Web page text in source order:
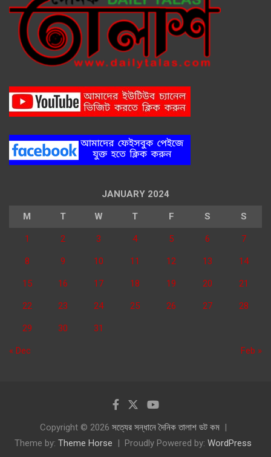
JANUARY 2024
M T W T F S S
1 2 3 4 5 6 7
8 9 10 11 12 13 14
15 16 17 18 19 20 21
22 23 24 25 26 27 28
29 30 31
« Dec Feb »
Copyright © 2026 সত্যের সন্ধানে দৈনিক তালাশ ডট কম
Theme by: Theme Horse Proudly Powered by: WordPress